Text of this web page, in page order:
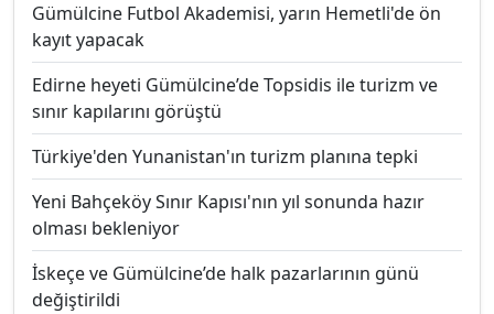
Gümülcine Futbol Akademisi, yarın Hemetli'de ön
kayıt yapacak
Edirne heyeti Gümülcine’de Topsidis ile turizm ve
sınır kapılarını görüştü
Türkiye'den Yunanistan'ın turizm planına tepki
Yeni Bahçeköy Sınır Kapısı'nın yıl sonunda hazır
olması bekleniyor
İskeçe ve Gümülcine’de halk pazarlarının günü
değiştirildi